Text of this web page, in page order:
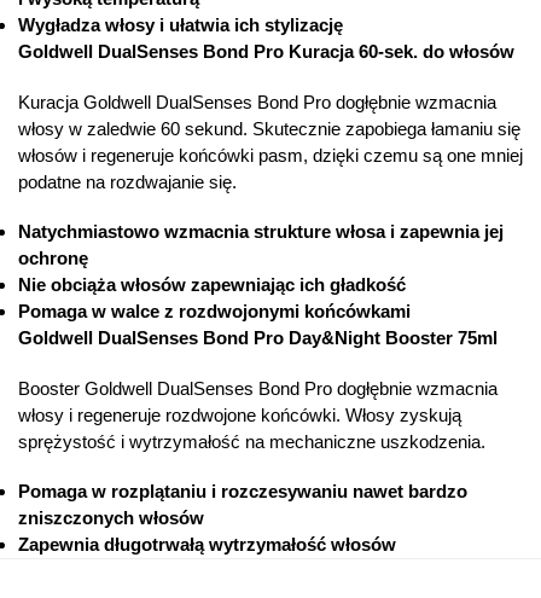
Wygładza włosy i ułatwia ich stylizację
Goldwell DualSenses Bond Pro Kuracja 60-sek. do włosów
Kuracja Goldwell DualSenses Bond Pro dogłębnie wzmacnia
włosy w zaledwie 60 sekund. Skutecznie zapobiega łamaniu się
włosów i regeneruje końcówki pasm, dzięki czemu są one mniej
podatne na rozdwajanie się.
Natychmiastowo wzmacnia strukture włosa i zapewnia jej
ochronę
Nie obciąża włosów zapewniając ich gładkość
Pomaga w walce z rozdwojonymi końcówkami
Goldwell DualSenses Bond Pro Day&Night Booster 75ml
Booster Goldwell DualSenses Bond Pro dogłębnie wzmacnia
włosy i regeneruje rozdwojone końcówki. Włosy zyskują
sprężystość i wytrzymałość na mechaniczne uszkodzenia.
Pomaga w rozplątaniu i rozczesywaniu nawet bardzo
zniszczonych włosów
Zapewnia długotrwałą wytrzymałość włosów